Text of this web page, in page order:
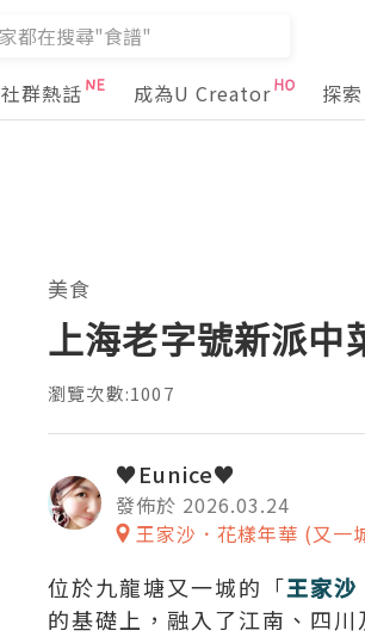
社群熱話 成為U Creator 探索
美食
上海老字號新派
瀏覽次數:1007
♥Eunice♥
發佈於 2026.03.24
王家沙．花樣年華 (又一
位於九龍塘又一城的「王家沙
的基礎上，融入了江南、四川